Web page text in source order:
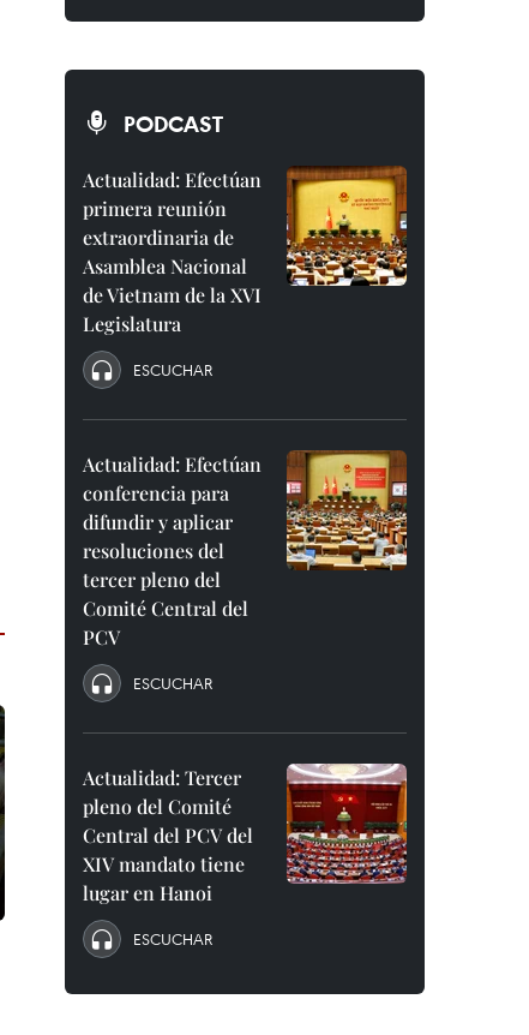
PODCAST
Actualidad: Efectúan
primera reunión
extraordinaria de
Asamblea Nacional
de Vietnam de la XVI
Legislatura
ESCUCHAR
Actualidad: Efectúan
conferencia para
difundir y aplicar
resoluciones del
tercer pleno del
Comité Central del
PCV
ESCUCHAR
Actualidad: Tercer
pleno del Comité
Central del PCV del
XIV mandato tiene
lugar en Hanoi
ESCUCHAR